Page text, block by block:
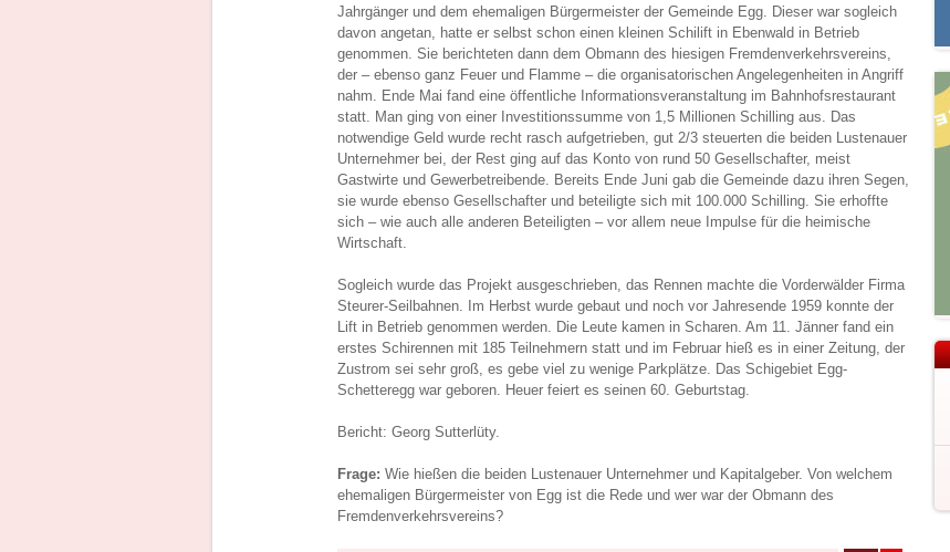
Jahrgänger und dem ehemaligen Bürgermeister der Gemeinde Egg. Dieser war sogleich
davon angetan, hatte er selbst schon einen kleinen Schilift in Ebenwald in Betrieb
genommen. Sie berichteten dann dem Obmann des hiesigen Fremdenverkehrsvereins,
der – ebenso ganz Feuer und Flamme – die organisatorischen Angelegenheiten in Angriff
nahm. Ende Mai fand eine öffentliche Informationsveranstaltung im Bahnhofsrestaurant
statt. Man ging von einer Investitionssumme von 1,5 Millionen Schilling aus. Das
notwendige Geld wurde recht rasch aufgetrieben, gut 2/3 steuerten die beiden Lustenauer
Unternehmer bei, der Rest ging auf das Konto von rund 50 Gesellschafter, meist
Gastwirte und Gewerbetreibende. Bereits Ende Juni gab die Gemeinde dazu ihren Segen,
sie wurde ebenso Gesellschafter und beteiligte sich mit 100.000 Schilling. Sie erhoffte
sich – wie auch alle anderen Beteiligten – vor allem neue Impulse für die heimische
Wirtschaft.
Sogleich wurde das Projekt ausgeschrieben, das Rennen machte die Vorderwälder Firma
Steurer-Seilbahnen. Im Herbst wurde gebaut und noch vor Jahresende 1959 konnte der
Lift in Betrieb genommen werden. Die Leute kamen in Scharen. Am 11. Jänner fand ein
erstes Schirennen mit 185 Teilnehmern statt und im Februar hieß es in einer Zeitung, der
Zustrom sei sehr groß, es gebe viel zu wenige Parkplätze. Das Schigebiet Egg-
Schetteregg war geboren. Heuer feiert es seinen 60. Geburtstag.
Bericht: Georg Sutterlüty.
Frage: Wie hießen die beiden Lustenauer Unternehmer und Kapitalgeber. Von welchem
ehemaligen Bürgermeister von Egg ist die Rede und wer war der Obmann des
Fremdenverkehrsvereins?